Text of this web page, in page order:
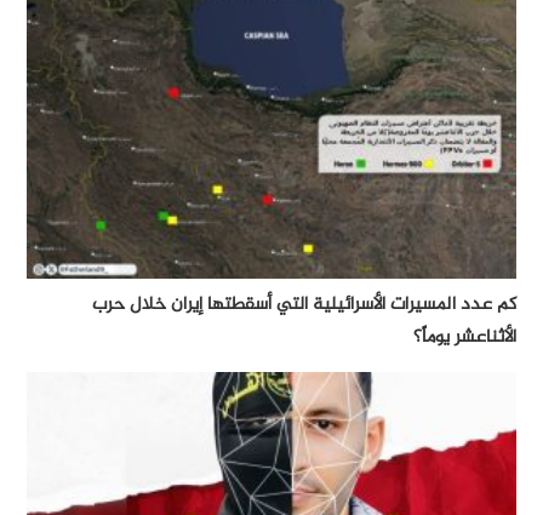
كم عدد المسيرات الأسرائيلية التي أسقطتها إيران خلال حرب
الأثناعشر يوماً؟